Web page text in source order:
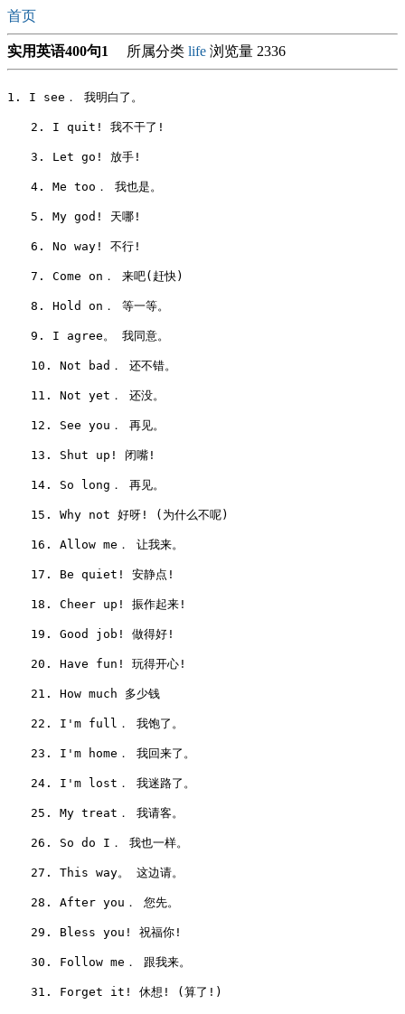
首页
实用英语400句1 所属分类 life 浏览量 2336
1. I see． 我明白了。
2. I quit! 我不干了!
3. Let go! 放手!
4. Me too． 我也是。
5. My god! 天哪!
6. No way! 不行!
7. Come on． 来吧(赶快)
8. Hold on． 等一等。
9. I agree。 我同意。
10. Not bad． 还不错。
11. Not yet． 还没。
12. See you． 再见。
13. Shut up! 闭嘴!
14. So long． 再见。
15. Why not 好呀! (为什么不呢)
16. Allow me． 让我来。
17. Be quiet! 安静点!
18. Cheer up! 振作起来!
19. Good job! 做得好!
20. Have fun! 玩得开心!
21. How much 多少钱
22. I'm full． 我饱了。
23. I'm home． 我回来了。
24. I'm lost． 我迷路了。
25. My treat． 我请客。
26. So do I． 我也一样。
27. This way。 这边请。
28. After you． 您先。
29. Bless you! 祝福你!
30. Follow me． 跟我来。
31. Forget it! 休想! (算了!)